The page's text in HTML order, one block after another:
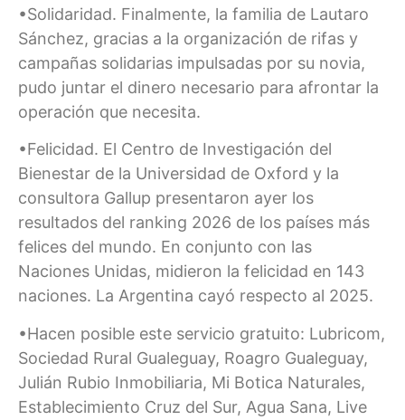
•Solidaridad. Finalmente, la familia de Lautaro
Sánchez, gracias a la organización de rifas y
campañas solidarias impulsadas por su novia,
pudo juntar el dinero necesario para afrontar la
operación que necesita.
•Felicidad. El Centro de Investigación del
Bienestar de la Universidad de Oxford y la
consultora Gallup presentaron ayer los
resultados del ranking 2026 de los países más
felices del mundo. En conjunto con las
Naciones Unidas, midieron la felicidad en 143
naciones. La Argentina cayó respecto al 2025.
•Hacen posible este servicio gratuito: Lubricom,
Sociedad Rural Gualeguay, Roagro Gualeguay,
Julián Rubio Inmobiliaria, Mi Botica Naturales,
Establecimiento Cruz del Sur, Agua Sana, Live